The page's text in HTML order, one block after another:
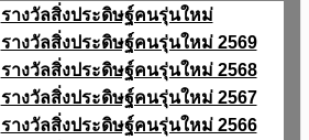
รางวัลสิ่งประดิษฐ์คนรุ่นใหม่
รางวัลสิ่งประดิษฐ์คนรุ่นใหม่ 2569
รางวัลสิ่งประดิษฐ์คนรุ่นใหม่ 2568
รางวัลสิ่งประดิษฐ์คนรุ่นใหม่ 2567
รางวัลสิ่งประดิษฐ์คนรุ่นใหม่ 2566